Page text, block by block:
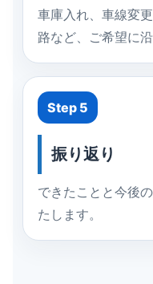
車庫入れ、車線変
路など、ご希望に
Step 5
振り返り
できたことと今後
たします。